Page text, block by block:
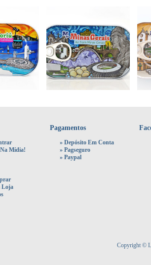
Mídia!
Loja
Pagamentos
» Depósito Em Conta
» Pagseguro
» Paypal
Copyright ©